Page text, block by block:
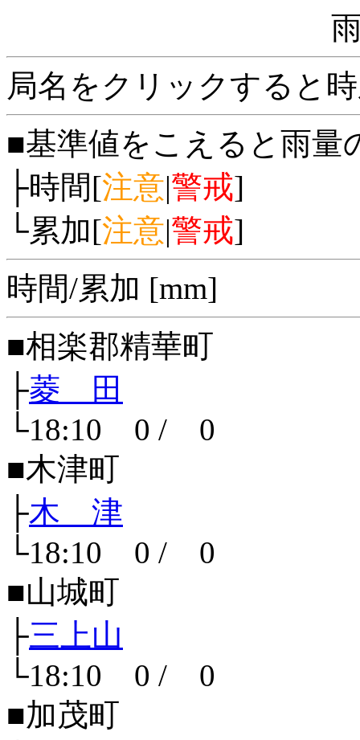
局名をクリックすると
■基準値をこえると雨量
├時間[注意|警戒]
└累加[注意|警戒]
時間/累加 [mm]
■相楽郡精華町
├菱 田
└18:10 0 / 0
■木津町
├木 津
└18:10 0 / 0
■山城町
├三上山
└18:10 0 / 0
■加茂町